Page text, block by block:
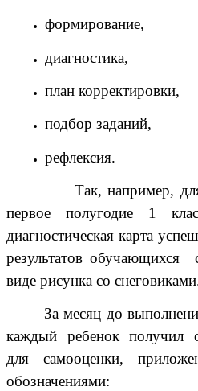
формирование,
диагностика,
план корректировки,
подбор заданий,
рефлексия.
Так, например, для
первое полугодие 1
диагностическая карта
результатов обучающихся
виде рисунка со
За месяц до
каждый ребенок получил
для самооценки,
обозначениями: